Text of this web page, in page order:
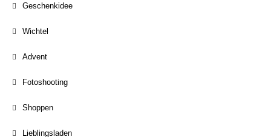
Geschenkidee
Wichtel
Advent
Fotoshooting
Shoppen
Lieblingsladen